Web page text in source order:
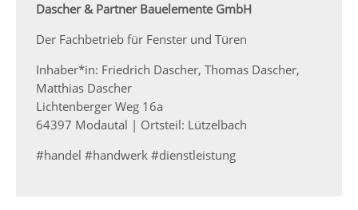
Dascher & Partner Bauelemente GmbH
Der Fachbetrieb für Fenster und Türen
Inhaber*in: Friedrich Dascher, Thomas Dascher,
Matthias Dascher
Lichtenberger Weg 16a
64397 Modautal | Ortsteil: Lützelbach
#handel #handwerk #dienstleistung